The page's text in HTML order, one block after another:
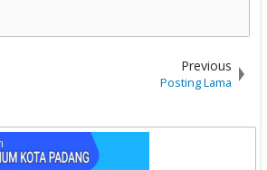
Previous
Posting Lama